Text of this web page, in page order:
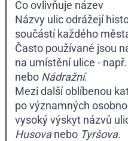
Co ovlivňuje název
Názvy ulic odrážejí
součástí každého
Často používané jsou
na umístění ulice - např.
nebo Nádražní.
Mezi další oblíbenou
po významných
vysoký výskyt názvů
Husovanebo Tyršova.